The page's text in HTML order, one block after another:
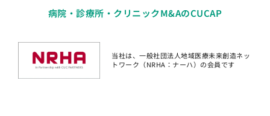
病院・診療所・クリニックM&AのCUCAP
当社は、一般社団法人地域医療未来創造ネッ
トワーク（NRHA：ナーハ）の会員です